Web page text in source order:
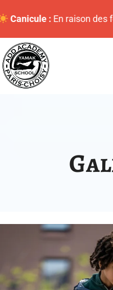
au
fortes chaleurs, tous